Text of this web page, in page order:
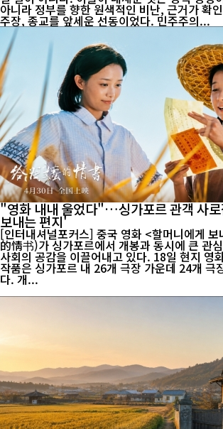
아니라 정부를 향한 원색적인 비난, 근거가 확
주장, 종교를 앞세운 선동이었다. 민주주의...
"영화 내내 울었다"…싱가포르 관객 사
보내는 편지'
[인터내셔널포커스] 중국 영화 <할머니에게
的情书)가 싱가포르에서 개봉과 동시에 큰 관
사회의 공감을 이끌어내고 있다. 18일 현지 영화업계에 따르면 이
작품은 싱가포르 내 26개 극장 가운데 24개 극
다. 개...